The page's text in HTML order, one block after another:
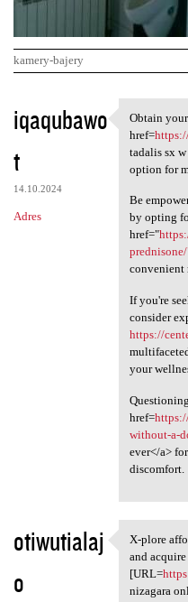
kamery-bajery
K
o
m
e
n
iqaqubawo
t
14.10.2024
Adres
Obtain
Obtain
href=
tadalis sx
option for
Be
by opting
href="
convenient
If you're
consider
https://
your
href=
without-a-
ever</a>
discomfort.
otiwutialaj
o
X-plore
X-plore
and acquire
[URL=
nizagara